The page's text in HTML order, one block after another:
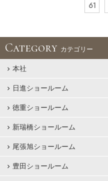
61
Category カテゴリー
本社
日進ショールーム
徳重ショールーム
新瑞橋ショールーム
尾張旭ショールーム
豊田ショールーム